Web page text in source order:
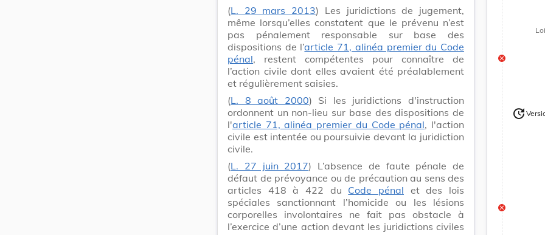
(L. 29 mars 2013) Les juridictions de jugement,
même lorsqu’elles constatent que le prévenu n’est
pas pénalement responsable sur base des
dispositions de l’article 71, alinéa premier du Code
pénal, restent compétentes pour connaître de
l’action civile dont elles avaient été préalablement
et régulièrement saisies.
(L. 8 août 2000) Si les juridictions d'instruction
ordonnent un non-lieu sur base des dispositions de
l'article 71, alinéa premier du Code pénal, l'action
civile est intentée ou poursuivie devant la juridiction
civile.
(L. 27 juin 2017) L’absence de faute pénale de
défaut de prévoyance ou de précaution au sens des
articles 418 à 422 du Code pénal et des lois
spéciales sanctionnant l’homicide ou les lésions
corporelles involontaires ne fait pas obstacle à
l’exercice d’une action devant les juridictions civiles
update